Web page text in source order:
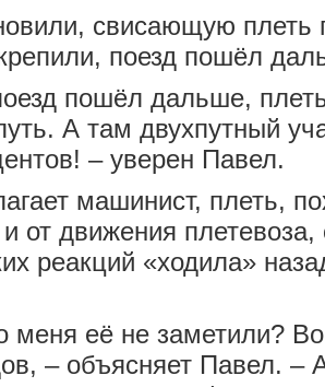
свисающую плеть
поезд пошёл
пошёл дальше,
А там двухпутный
– уверен Павел.
машинист, плеть,
от движения плетевоза,
реакций «ходила»
меня её не заметили?
– объясняет Павел. –